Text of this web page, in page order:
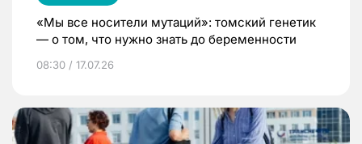
«Мы все носители мутаций»: томский генетик
— о том, что нужно знать до беременности
08:30 / 17.07.26